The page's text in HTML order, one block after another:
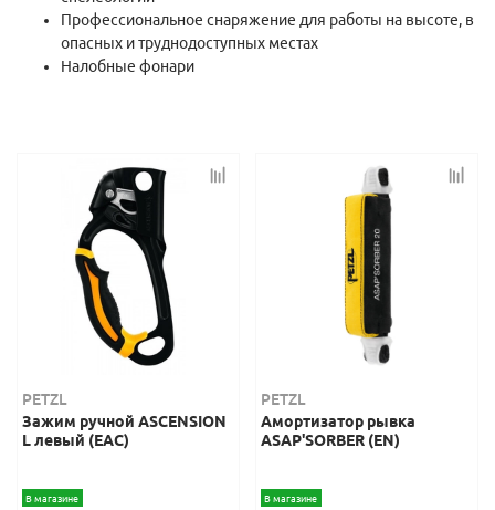
Профессиональное снаряжение для работы на высоте, в
опасных и труднодоступных местах
Налобные фонари
PETZL
Зажим ручной ASCENSION
L левый (EAC)
В магазине
PETZL
Амортизатор рывка
ASAP'SORBER (EN)
В магазине